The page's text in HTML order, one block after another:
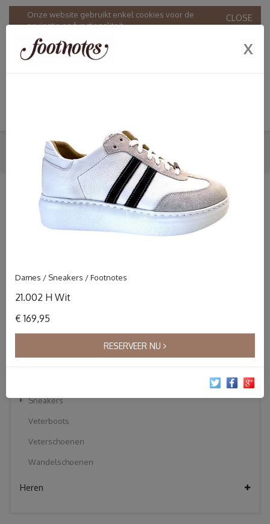
CLOSE
Onze website gebruikt enkel cookies voor de
navigatie en functionaliteit.
Door onze website te gebruiken stemt u in met ons
gebruik van cookies in overeenstemming met onze
Privacy & Cookie policy
SHOP DAMES FOOTNOTES
SHOP
Instapper
Klittebandschoenen
Korte laarzen
Sandalen
Sneakers
Veterboots
Veterschoenen
Wandelschoenen
Heren
X
Dames / Sneakers / Footnotes
21.002 H Wit
€ 169,95
RESERVEER NU